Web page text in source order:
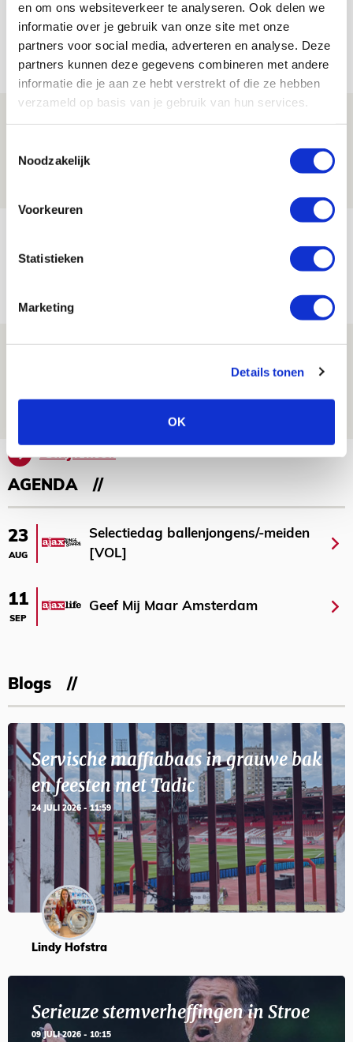
en om ons websiteverkeer te analyseren. Ook delen we
informatie over je gebruik van onze site met onze
partners voor social media, adverteren en analyse. Deze
partners kunnen deze gegevens combineren met andere
informatie die je aan ze hebt verstrekt of die ze hebben
verzameld op basis van je gebruik van hun services.
Noodzakelijk
Voorkeuren
Statistieken
Marketing
Details tonen
OK
Net binnen //
Volop enthousiasme in fotoverslag van
07 AUGUSTUS 2026 - 09:00
na rust: ‘De focus nam af’
Is dit de laatste wallpaper van Godts in
Bekijk meer
AGENDA
23
AUG
Selectiedag ballenjongens/-meiden
[VOL]
11
SEP
Geef Mij Maar Amsterdam
Blogs
Servische maffiabaas in grauwe bak
en feesten met Tadic
24 JULI 2026 - 11:59
Lindy Hofstra
Serieuze stemverheffingen in Stroe
09 JULI 2026 - 10:15